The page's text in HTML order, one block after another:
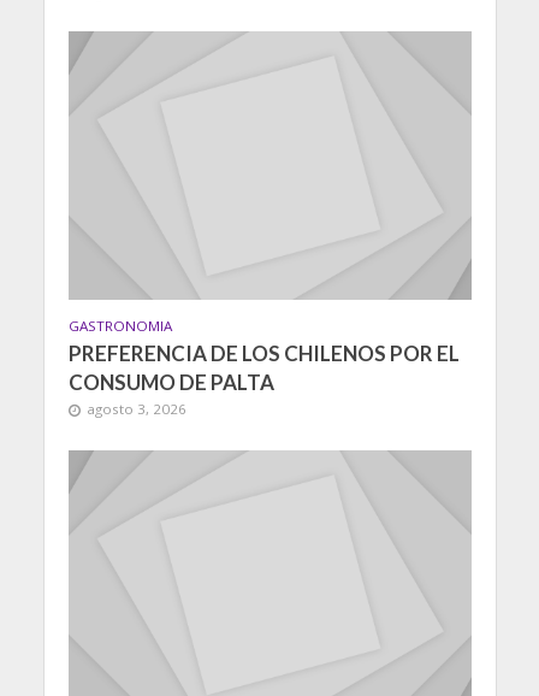
GASTRONOMIA
PREFERENCIA DE LOS CHILENOS POR EL
CONSUMO DE PALTA
agosto 3, 2026